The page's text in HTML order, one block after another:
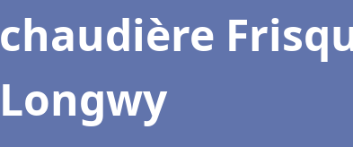
chaudière
Longwy